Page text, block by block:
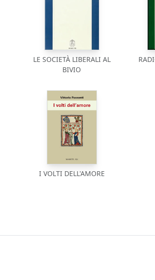
LE SOCIETÀ LIBERALI AL
BIVIO
I VOLTI DELL'AMORE